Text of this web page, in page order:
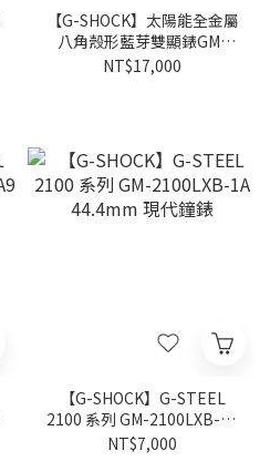
【G-SHOCK】太陽能全金屬
八角殼形藍芽雙顯錶GM-
B2100D-1A 44.4mm 現代NT$17,000
【G-SHOCK】G-STEEL
2100 系列 GM-2100LXB-1A
44.4mm 現代鐘錶
NT$7,000